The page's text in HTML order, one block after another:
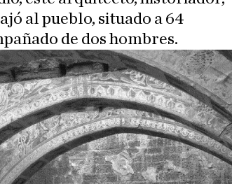
al pueblo, situado a 64
de dos hombres.